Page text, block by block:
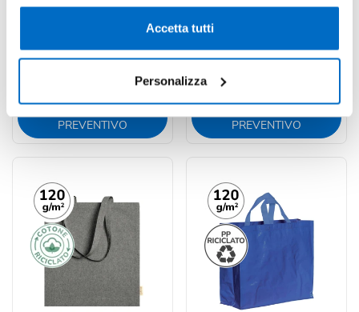
Accetta tutti
Personalizza
realizzata in cotone...
a partire da
CALCOLA
PREVENTIVO
effetto melange...
a partire da
CALCOLA
PREVENTIVO